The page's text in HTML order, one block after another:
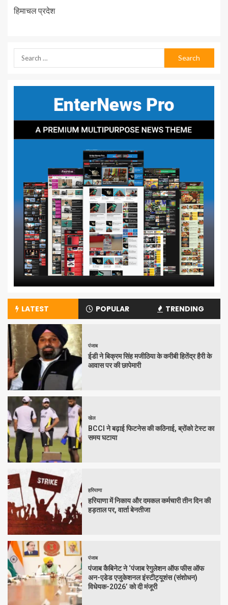
हिमाचल प्रदेश
LATEST POPULAR TRENDING
पंजाब
ईडी ने बिक्रम सिंह मजीठिया के करीबी हितेंद्र हैरी के
आवास पर की छापेमारी
खेल
BCCI ने बढ़ाई फिटनेस की कठिनाई, ब्रोंको टेस्ट का
समय घटाया
हरियाणा
हरियाणा में निकाय और दमकल कर्मचारी तीन दिन की
हड़ताल पर, वार्ता बेनतीजा
पंजाब
पंजाब कैबिनेट ने ‘पंजाब रेगुलेशन ऑफ फीस ऑफ
अन-एडेड एजुकेशनल इंस्टीट्यूशंस (संशोधन)
विधेयक-2026’ को दी मंजूरी